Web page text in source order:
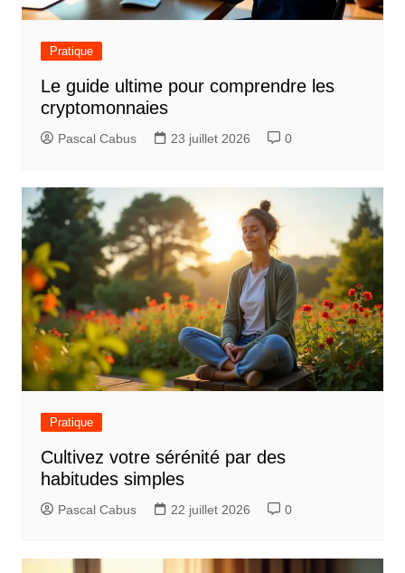
n
r
t
i
c
l
e
Pratique
Le guide ultime pour comprendre les
cryptomonnaies
Pascal Cabus 23 juillet 2026 0
Pratique
Cultivez votre sérénité par des
habitudes simples
Pascal Cabus 22 juillet 2026 0